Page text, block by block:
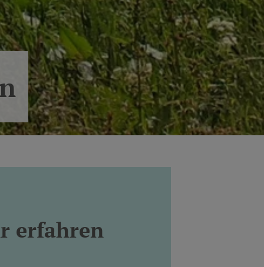
erfahren